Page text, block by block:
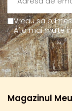
Vreau sa
Afla mai multe
Magazinul Meu